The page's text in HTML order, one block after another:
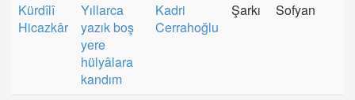
Kürdîlî
Hicazkâr
Yıllarca
yazık boş
yere
hülyâlara
kandım
Kadri
Cerrahoğlu
Şarkı Sofyan